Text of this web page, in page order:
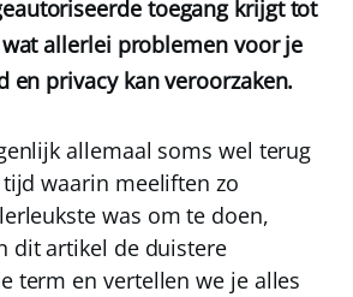
toegang krijgt tot
allerlei problemen voor je
en privacy kan veroorzaken.
allemaal soms wel terug
waarin meeliften zo
was om te doen,
dit artikel de duistere
term en vertellen we je alles